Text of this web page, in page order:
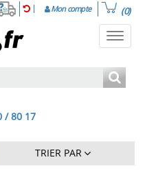
Mon compte (0)
/ 80 17
TRIER PAR